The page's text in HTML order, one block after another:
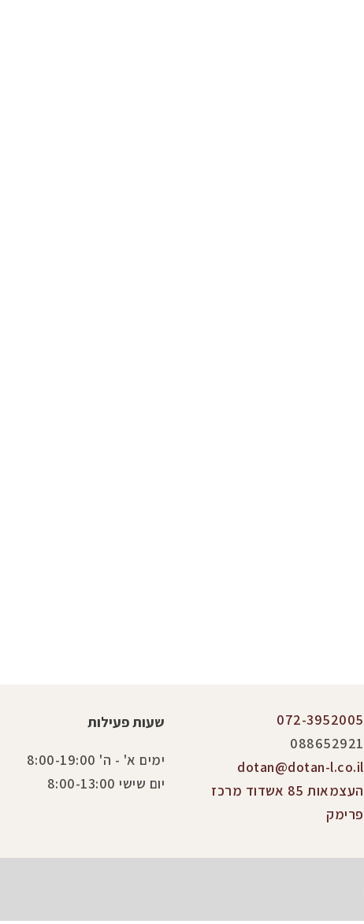
072-3952005
088652921
dotan@dotan-l.co.il
העצמאות 85 אשדוד מרכז
פרימק
שעות פעילות
ימים א' - ה' 8:00-19:00
יום שישי 8:00-13:00